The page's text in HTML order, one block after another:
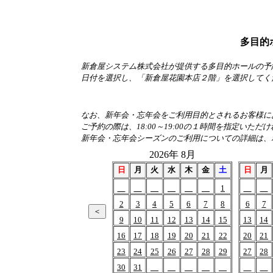
多目的
新倉屋システム株式会社が提供する多目的ホールの
日付を選択し、「新倉屋花園本店２階」を選択して
なお、新年会・忘年会をご利用目的とされるお客様
ご予約の際は、18:00～19:00の１時間を指定いただ
新年会・忘年会シーズンのご利用についての詳細は
2026年 8月
日 月 火 水 木 金
土
1
2
3 4 5 6 7
8
9
10 11 12 13 14
15
16
17 18 19 20 21
22
23
24 25 26 27 28
29
30
31
日 月
6
7
13
14
20
21
27
28